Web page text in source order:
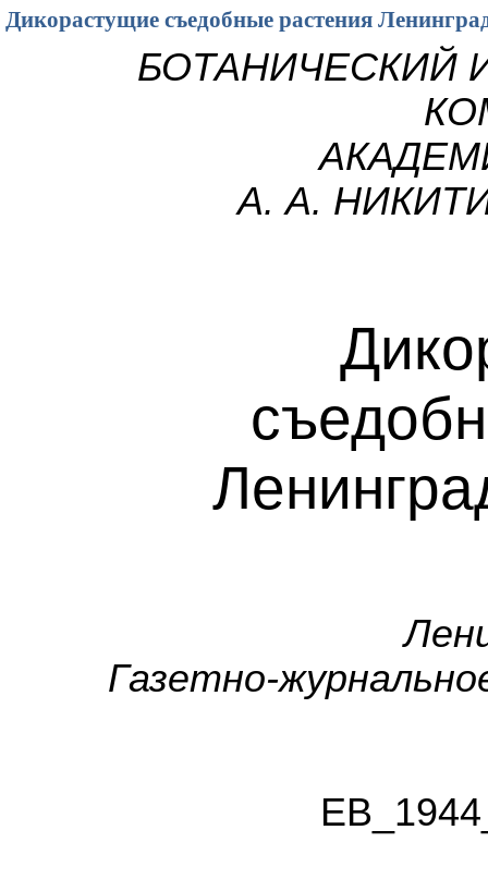
Дикорастущие съедобные растения
БОТАНИЧЕСКИЙ
А. А.
Газетно-